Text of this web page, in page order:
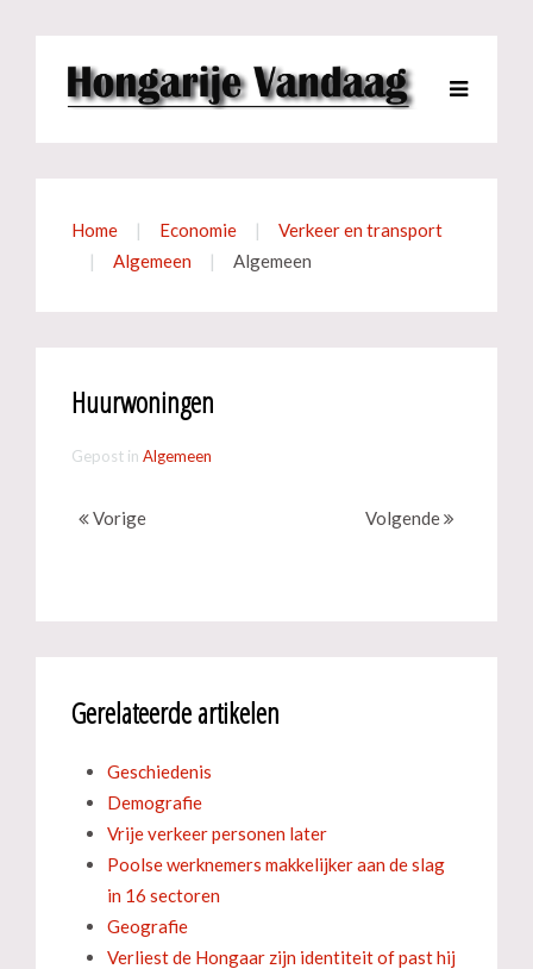
Home Economie
Verkeer en transport
Algemeen
Algemeen
Huurwoningen
Gepost in Algemeen
Vorige Volgende
Gerelateerde artikelen
Geschiedenis
Demografie
Vrije verkeer personen later
Poolse werknemers makkelijker aan de slag
in 16 sectoren
Geografie
Verliest de Hongaar zijn identiteit of past hij